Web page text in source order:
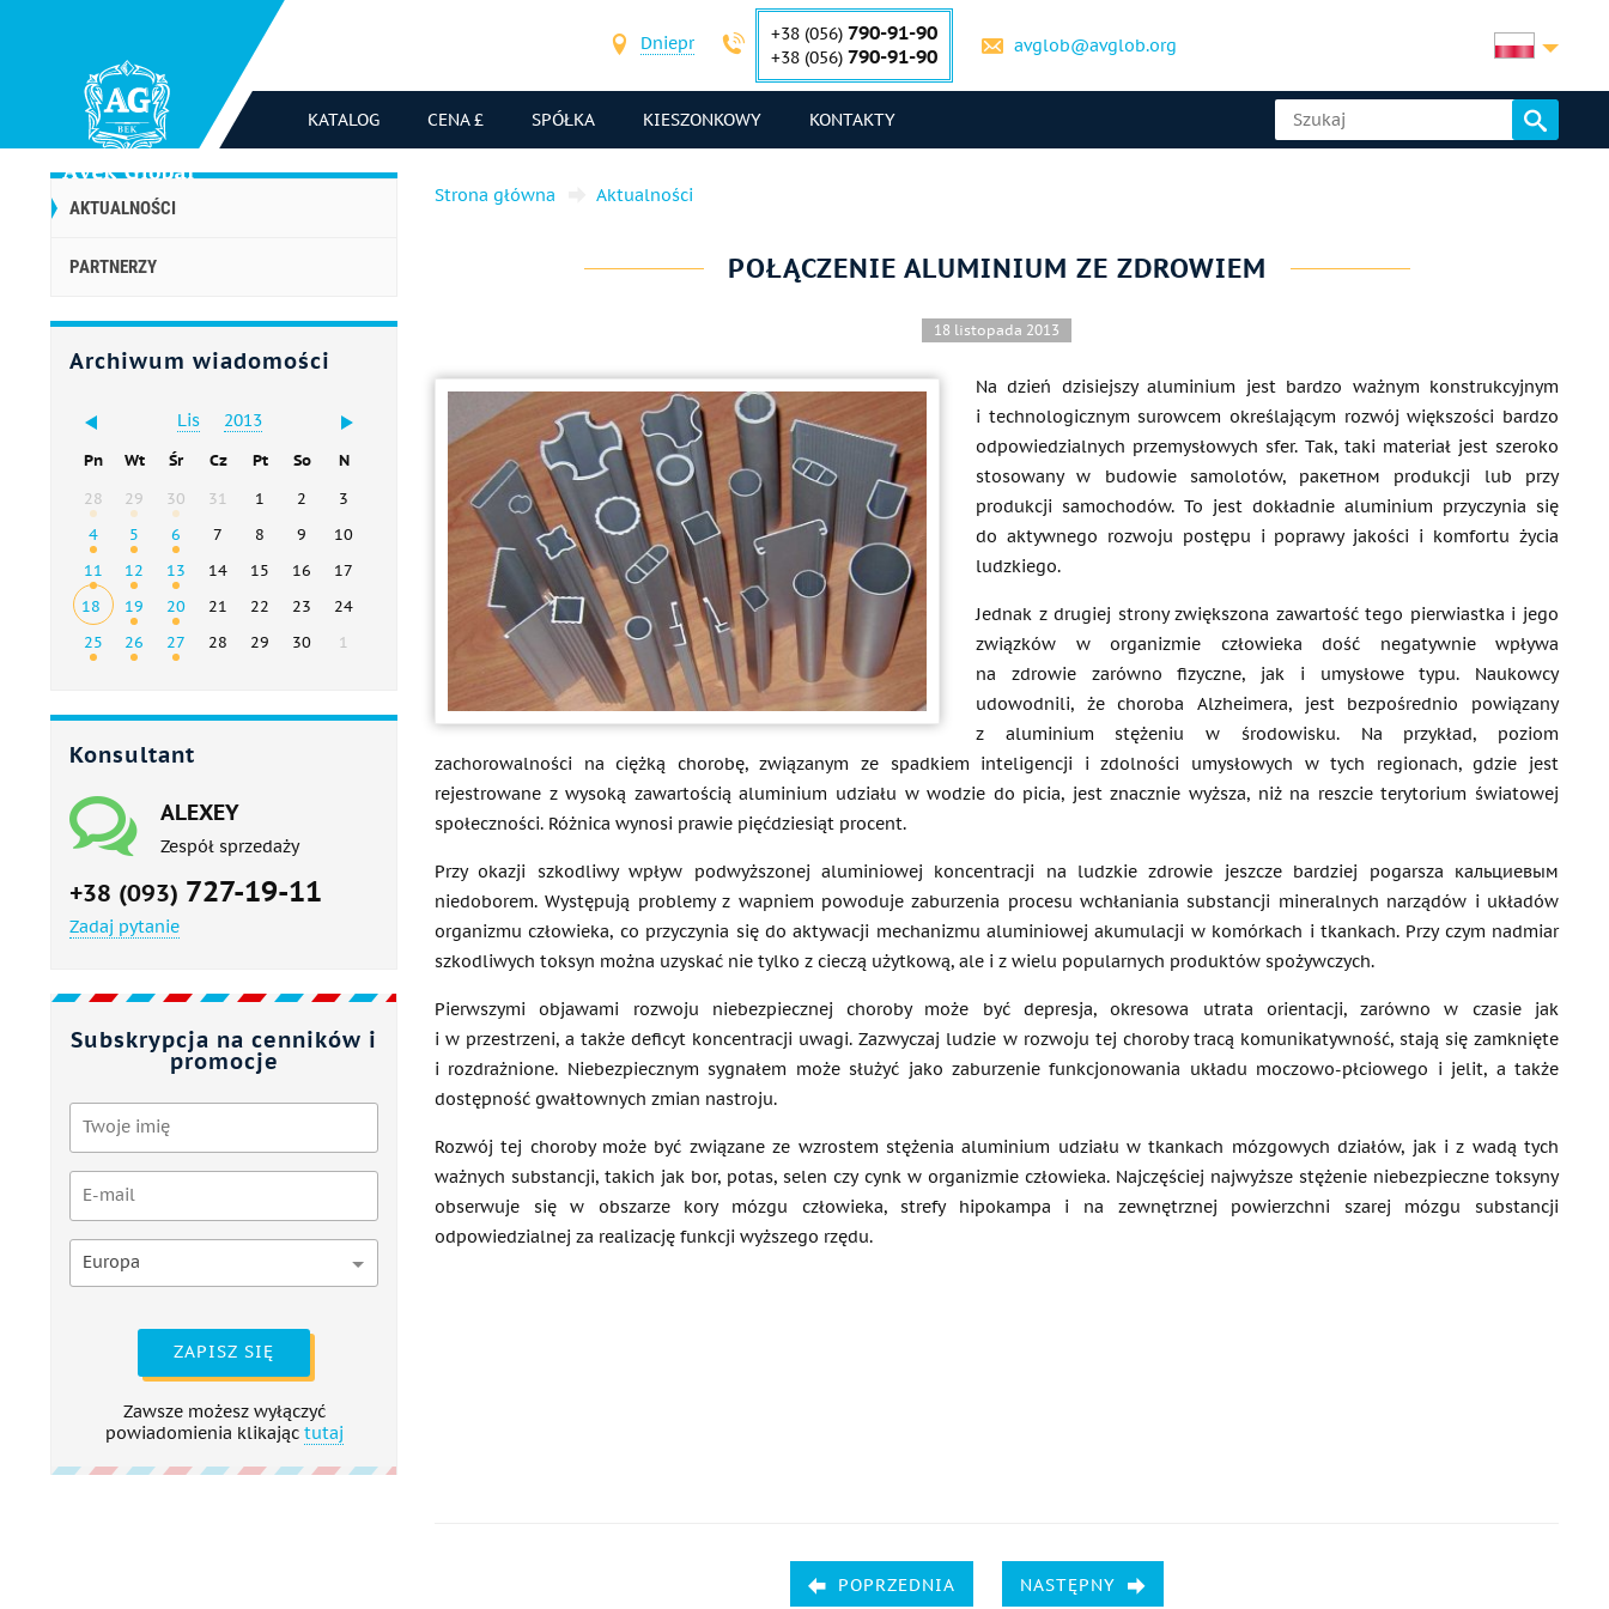
Dniepr +38 (056) 790-91-90
+38 (056) 790-91-90 avglob@avglob.org
KATALOG CENA £ SPÓŁKA KIESZONKOWY KONTAKTY
AKTUALNOŚCI
PARTNERZY
Archiwum wiadomości
Lis 2013
Pn Wt Śr Cz Pt So
N
28
29 30 31 1 2
3
4
5 6 7 8 9
10
11
12 13 14 15 16
17
18
19 20 21 22 23
24
25
26 27 28 29 30 1
Konsultant
ALEXEY
Zespół sprzedaży
+38 (093) 727-19-11
Zadaj pytanie
Subskrypcja na cenników i
promocje
Europa
ZAPISZ SIĘ
Zawsze możesz wyłączyć
powiadomienia klikając tutaj
Strona główna Aktualności
POŁĄCZENIE ALUMINIUM ZE ZDROWIEM
18 listopada 2013
Na dzień dzisiejszy aluminium jest bardzo ważnym konstrukcyjnym
i technologicznym surowcem określającym rozwój większości bardzo
odpowiedzialnych przemysłowych sfer. Tak, taki materiał jest szeroko
stosowany w budowie samolotów, ракетном produkcji lub przy
produkcji samochodów. To jest dokładnie aluminium przyczynia się
do aktywnego rozwoju postępu i poprawy jakości i komfortu życia
ludzkiego.
Jednak z drugiej strony zwiększona zawartość tego pierwiastka i jego
związków w organizmie człowieka dość negatywnie wpływa
na zdrowie zarówno fizyczne, jak i umysłowe typu. Naukowcy
udowodnili, że choroba Alzheimera, jest bezpośrednio powiązany
z aluminium stężeniu w środowisku. Na przykład, poziom
zachorowalności na ciężką chorobę, związanym ze spadkiem inteligencji i zdolności umysłowych w tych regionach, gdzie jest
rejestrowane z wysoką zawartością aluminium udziału w wodzie do picia, jest znacznie wyższa, niż na reszcie terytorium światowej
społeczności. Różnica wynosi prawie pięćdziesiąt procent.
Przy okazji szkodliwy wpływ podwyższonej aluminiowej koncentracji na ludzkie zdrowie jeszcze bardziej pogarsza кальциевым
niedoborem. Występują problemy z wapniem powoduje zaburzenia procesu wchłaniania substancji mineralnych narządów i układów
organizmu człowieka, co przyczynia się do aktywacji mechanizmu aluminiowej akumulacji w komórkach i tkankach. Przy czym nadmiar
szkodliwych toksyn można uzyskać nie tylko z cieczą użytkową, ale i z wielu popularnych produktów spożywczych.
Pierwszymi objawami rozwoju niebezpiecznej choroby może być depresja, okresowa utrata orientacji, zarówno w czasie jak
i w przestrzeni, a także deficyt koncentracji uwagi. Zazwyczaj ludzie w rozwoju tej choroby tracą komunikatywność, stają się zamknięte
i rozdrażnione. Niebezpiecznym sygnałem może służyć jako zaburzenie funkcjonowania układu moczowo-płciowego i jelit, a także
dostępność gwałtownych zmian nastroju.
Rozwój tej choroby może być związane ze wzrostem stężenia aluminium udziału w tkankach mózgowych działów, jak i z wadą tych
ważnych substancji, takich jak bor, potas, selen czy cynk w organizmie człowieka. Najczęściej najwyższe stężenie niebezpieczne toksyny
obserwuje się w obszarze kory mózgu człowieka, strefy hipokampa i na zewnętrznej powierzchni szarej mózgu substancji
odpowiedzialnej za realizację funkcji wyższego rzędu.
POPRZEDNIA NASTĘPNY